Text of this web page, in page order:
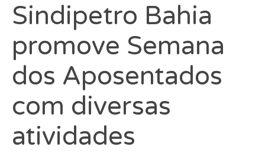
Sindipetro Bahia
promove Semana
dos Aposentados
com diversas
atividades